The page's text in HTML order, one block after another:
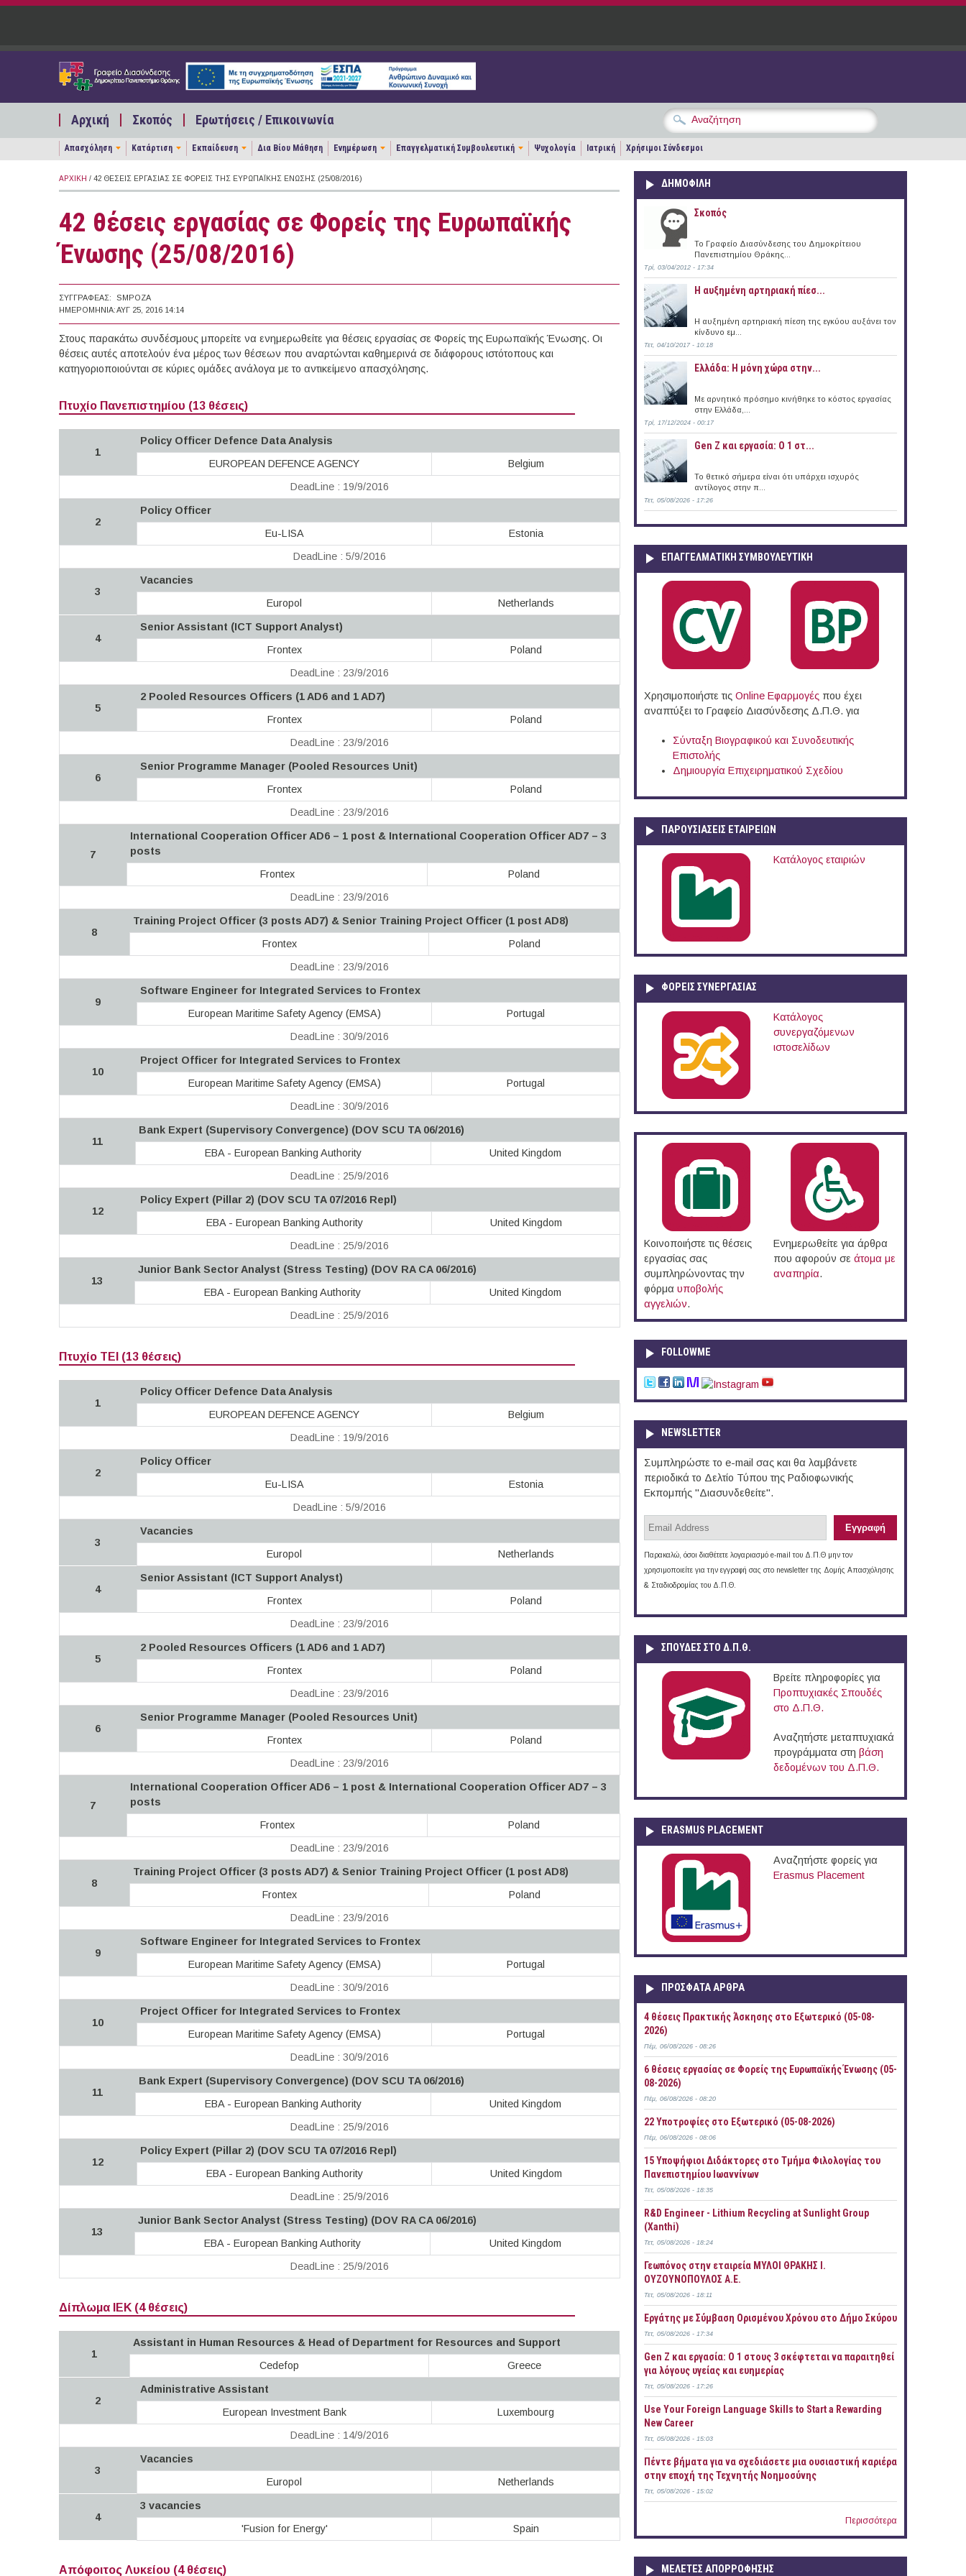
Παράκαμψη προς το κυρίως περιεχόμενο
Αρχική Σκοπός Ερωτήσεις / Επικοινωνία
Απασχόληση Κατάρτιση Εκπαίδευση Δια Βίου Μάθηση Ενημέρωση Επαγγελματική Συμβουλευτική Ψυχολογία Ιατρική Χρήσιμοι Σύνδεσμοι
ΑΡΧΙΚΉ / 42 ΘΈΣΕΙΣ ΕΡΓΑΣΊΑΣ ΣΕ ΦΟΡΕΊΣ ΤΗΣ ΕΥΡΩΠΑΪΚΉΣ ΈΝΩΣΗΣ (25/08/2016)
42 θέσεις εργασίας σε Φορείς της Ευρωπαϊκής
Ένωσης (25/08/2016)
ΣΥΓΓΡΑΦΈΑΣ:
SMPOZA
ΗΜΕΡΟΜΗΝΊΑ:ΑΥΓ 25, 2016 14:14
Στους παρακάτω συνδέσμους μπορείτε να ενημερωθείτε για θέσεις εργασίας σε Φορείς της Ευρωπαϊκής Ένωσης. Οι
θέσεις αυτές αποτελούν ένα μέρος των θέσεων που αναρτώνται καθημερινά σε διάφορους ιστότοπους και
κατηγοριοποιούνται σε κύριες ομάδες ανάλογα με το αντικείμενο απασχόλησης.
Πτυχίο Πανεπιστημίου (13 θέσεις)
1
Policy Officer Defence Data Analysis
EUROPEAN DEFENCE AGENCY
Belgium
DeadLine : 19/9/2016
2
Policy Officer
Eu-LISA
Estonia
DeadLine : 5/9/2016
3
Vacancies
Europol
Netherlands
4
Senior Assistant (ICT Support Analyst)
Frontex
Poland
DeadLine : 23/9/2016
5
2 Pooled Resources Officers (1 AD6 and 1 AD7)
Frontex
Poland
DeadLine : 23/9/2016
6
Senior Programme Manager (Pooled Resources Unit)
Frontex
Poland
DeadLine : 23/9/2016
7
International Cooperation Officer AD6 – 1 post & International Cooperation Officer AD7 – 3
posts
Frontex
Poland
DeadLine : 23/9/2016
8
Training Project Officer (3 posts AD7) & Senior Training Project Officer (1 post AD8)
Frontex
Poland
DeadLine : 23/9/2016
9
Software Engineer for Integrated Services to Frontex
European Maritime Safety Agency (EMSA)
Portugal
DeadLine : 30/9/2016
10
Project Officer for Integrated Services to Frontex
European Maritime Safety Agency (EMSA)
Portugal
DeadLine : 30/9/2016
11
Bank Expert (Supervisory Convergence) (DOV SCU TA 06/2016)
EBA - European Banking Authority
United Kingdom
DeadLine : 25/9/2016
12
Policy Expert (Pillar 2) (DOV SCU TA 07/2016 Repl)
EBA - European Banking Authority
United Kingdom
DeadLine : 25/9/2016
13
Junior Bank Sector Analyst (Stress Testing) (DOV RA CA 06/2016)
EBA - European Banking Authority
United Kingdom
DeadLine : 25/9/2016
Πτυχίο ΤΕΙ (13 θέσεις)
1
Policy Officer Defence Data Analysis
EUROPEAN DEFENCE AGENCY
Belgium
DeadLine : 19/9/2016
2
Policy Officer
Eu-LISA
Estonia
DeadLine : 5/9/2016
3
Vacancies
Europol
Netherlands
4
Senior Assistant (ICT Support Analyst)
Frontex
Poland
DeadLine : 23/9/2016
5
2 Pooled Resources Officers (1 AD6 and 1 AD7)
Frontex
Poland
DeadLine : 23/9/2016
6
Senior Programme Manager (Pooled Resources Unit)
Frontex
Poland
DeadLine : 23/9/2016
7
International Cooperation Officer AD6 – 1 post & International Cooperation Officer AD7 – 3
posts
Frontex
Poland
DeadLine : 23/9/2016
8
Training Project Officer (3 posts AD7) & Senior Training Project Officer (1 post AD8)
Frontex
Poland
DeadLine : 23/9/2016
9
Software Engineer for Integrated Services to Frontex
European Maritime Safety Agency (EMSA)
Portugal
DeadLine : 30/9/2016
10
Project Officer for Integrated Services to Frontex
European Maritime Safety Agency (EMSA)
Portugal
DeadLine : 30/9/2016
11
Bank Expert (Supervisory Convergence) (DOV SCU TA 06/2016)
EBA - European Banking Authority
United Kingdom
DeadLine : 25/9/2016
12
Policy Expert (Pillar 2) (DOV SCU TA 07/2016 Repl)
EBA - European Banking Authority
United Kingdom
DeadLine : 25/9/2016
13
Junior Bank Sector Analyst (Stress Testing) (DOV RA CA 06/2016)
EBA - European Banking Authority
United Kingdom
DeadLine : 25/9/2016
Δίπλωμα ΙΕΚ (4 θέσεις)
1
Assistant in Human Resources & Head of Department for Resources and Support
Cedefop
Greece
2
Administrative Assistant
European Investment Bank
Luxembourg
DeadLine : 14/9/2016
3
Vacancies
Europol
Netherlands
4
3 vacancies
'Fusion for Energy'
Spain
Απόφοιτος Λυκείου (4 θέσεις)
ΔΗΜΟΦΙΛΗ
Σκοπός
Το Γραφείο Διασύνδεσης του Δημοκρίτειου
Πανεπιστημίου Θράκης...
Τρί, 03/04/2012 - 17:34
Η αυξημένη αρτηριακή πίεσ...
Η αυξημένη αρτηριακή πίεση της εγκύου αυξάνει τον
κίνδυνο εμ...
Τετ, 04/10/2017 - 10:18
Ελλάδα: Η μόνη χώρα στην...
Με αρνητικό πρόσημο κινήθηκε το κόστος εργασίας
στην Ελλάδα,...
Τρί, 17/12/2024 - 00:17
Gen Z και εργασία: Ο 1 στ...
Το θετικό σήμερα είναι ότι υπάρχει ισχυρός
αντίλογος στην π...
Τετ, 05/08/2026 - 17:26
ΕΠΑΓΓΕΛΜΑΤΙΚΉ ΣΥΜΒΟΥΛΕΥΤΙΚΉ
Χρησιμοποιήστε τις Online Eφαρμογές που έχει
αναπτύξει το Γραφείο Διασύνδεσης Δ.Π.Θ. για
Σύνταξη Βιογραφικού και Συνοδευτικής
Επιστολής
Δημιουργία Επιχειρηματικού Σχεδίου
ΠΑΡΟΥΣΙΆΣΕΙΣ ΕΤΑΙΡΕΙΏΝ
Κατάλογος εταιριών
ΦΟΡΕΙΣ ΣΥΝΕΡΓΑΣΙΑΣ
Κατάλογος
συνεργαζόμενων
ιστοσελίδων
Κοινοποιήστε τις θέσεις
εργασίας σας
συμπληρώνοντας την
φόρμα υποβολής
αγγελιών.
Ενημερωθείτε για άρθρα
που αφορούν σε άτομα με
αναπηρία.
FOLLOWME
NEWSLETTER
Συμπληρώστε το e-mail σας και θα λαμβάνετε
περιοδικά το Δελτίο Τύπου της Ραδιοφωνικής
Εκπομπής "Διασυνδεθείτε".
Παρακαλώ, όσοι διαθέτετε λογαριασμό e-mail του Δ.Π.Θ μην τον
χρησιμοποιείτε για την εγγραφή σας στο newsletter της Δομής Απασχόλησης
& Σταδιοδρομίας του Δ.Π.Θ.
ΣΠΟΥΔΈΣ ΣΤΟ Δ.Π.Θ.
Βρείτε πληροφορίες για
Προπτυχιακές Σπουδές
στο Δ.Π.Θ.
Αναζητήστε μεταπτυχιακά
προγράμματα στη βάση
δεδομένων του Δ.Π.Θ.
ERASMUS PLACEMENT
Αναζητήστε φορείς για
Erasmus Placement
ΠΡOΣΦΑΤΑ AΡΘΡΑ
4 θέσεις Πρακτικής Άσκησης στο Εξωτερικό (05-08-
2026)
Πέμ, 06/08/2026 - 08:26
6 θέσεις εργασίας σε Φορείς της Ευρωπαϊκής Ένωσης (05-
08-2026)
Πέμ, 06/08/2026 - 08:20
22 Υποτροφίες στο Εξωτερικό (05-08-2026)
Πέμ, 06/08/2026 - 08:06
15 Υποψήφιοι Διδάκτορες στο Τμήμα Φιλολογίας του
Πανεπιστημίου Ιωαννίνων
Τετ, 05/08/2026 - 18:35
R&D Engineer - Lithium Recycling at Sunlight Group
(Xanthi)
Τετ, 05/08/2026 - 18:24
Γεωπόνος στην εταιρεία ΜΥΛΟΙ ΘΡΑΚΗΣ Ι.
ΟΥΖΟΥΝΟΠΟΥΛΟΣ Α.Ε.
Τετ, 05/08/2026 - 18:11
Εργάτης με Σύμβαση Ορισμένου Χρόνου στο Δήμο Σκύρου
Τετ, 05/08/2026 - 17:34
Gen Z και εργασία: Ο 1 στους 3 σκέφτεται να παραιτηθεί
για λόγους υγείας και ευημερίας
Τετ, 05/08/2026 - 17:26
Use Your Foreign Language Skills to Start a Rewarding
New Career
Τετ, 05/08/2026 - 15:03
Πέντε βήματα για να σχεδιάσετε μια ουσιαστική καριέρα
στην εποχή της Τεχνητής Νοημοσύνης
Τετ, 05/08/2026 - 15:02
Περισσότερα
ΜΕΛΕΤΕΣ ΑΠΟΡΡΟΦΗΣΗΣ